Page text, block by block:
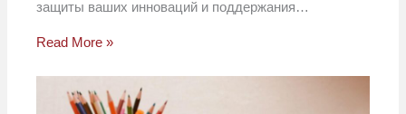
защиты ваших инноваций и поддержания…
Read More »